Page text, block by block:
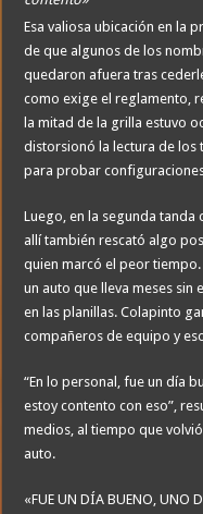
Esa valiosa ubicación en la
de que algunos de los
quedaron afuera tras
como exige el reglamento,
la mitad de la grilla estuvo
distorsionó la lectura de los
para probar
Luego, en la segunda
allí también rescató algo
quien marcó el peor
un auto que lleva meses sin
en las planillas. Colapinto
compañeros de equipo y
“En lo personal, fue un día
estoy contento con eso”,
medios, al tiempo que
auto.
«FUE UN DÍA BUENO, UNO